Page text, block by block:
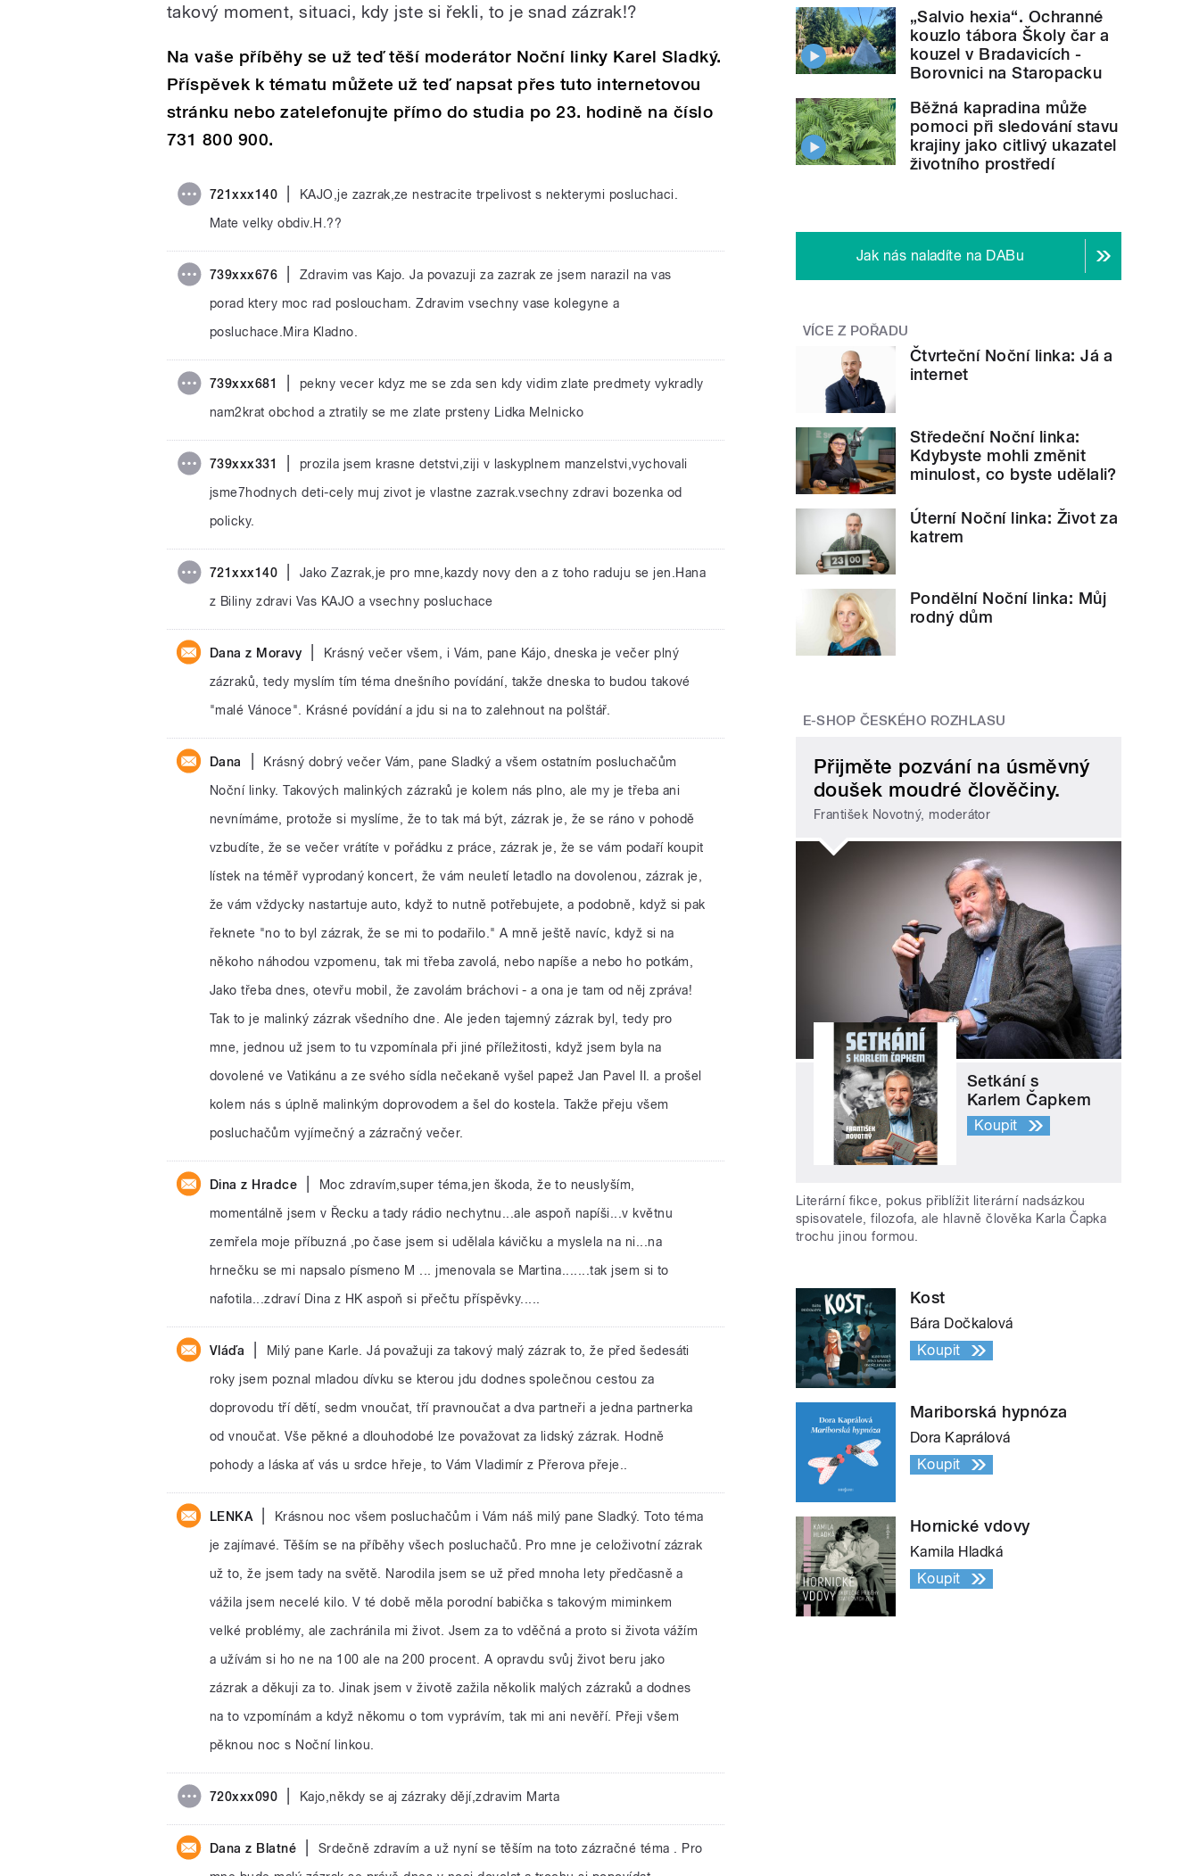
takový moment, situaci, kdy jste si řekli, to je snad zázrak!?
Na vaše příběhy se už teď těší moderátor Noční linky Karel Sladký.
Příspěvek k tématu můžete už teď napsat přes tuto internetovou
stránku nebo zatelefonujte přímo do studia po 23. hodině na číslo
731 800 900.
721xxx140
KAJO,je zazrak,ze nestracite trpelivost s nekterymi posluchaci.
Mate velky obdiv.H.??
739xxx676
Zdravim vas Kajo. Ja povazuji za zazrak ze jsem narazil na vas
porad ktery moc rad posloucham. Zdravim vsechny vase kolegyne a
posluchace.Mira Kladno.
739xxx681
pekny vecer kdyz me se zda sen kdy vidim zlate predmety vykradly
nam2krat obchod a ztratily se me zlate prsteny Lidka Melnicko
739xxx331
prozila jsem krasne detstvi,ziji v laskyplnem manzelstvi,vychovali
jsme7hodnych deti-cely muj zivot je vlastne zazrak.vsechny zdravi bozenka od
policky.
721xxx140
Jako Zazrak,je pro mne,kazdy novy den a z toho raduju se jen.Hana
z Biliny zdravi Vas KAJO a vsechny posluchace
Dana z Moravy
Krásný večer všem, i Vám, pane Kájo, dneska je večer plný
zázraků, tedy myslím tím téma dnešního povídání, takže dneska to budou takové
"malé Vánoce". Krásné povídání a jdu si na to zalehnout na polštář.
Dana
Krásný dobrý večer Vám, pane Sladký a všem ostatním posluchačům
Noční linky. Takových malinkých zázraků je kolem nás plno, ale my je třeba ani
nevnímáme, protože si myslíme, že to tak má být, zázrak je, že se ráno v pohodě
vzbudíte, že se večer vrátíte v pořádku z práce, zázrak je, že se vám podaří koupit
lístek na téměř vyprodaný koncert, že vám neuletí letadlo na dovolenou, zázrak je,
že vám vždycky nastartuje auto, když to nutně potřebujete, a podobně, když si pak
řeknete "no to byl zázrak, že se mi to podařilo." A mně ještě navíc, když si na
někoho náhodou vzpomenu, tak mi třeba zavolá, nebo napíše a nebo ho potkám,
Jako třeba dnes, otevřu mobil, že zavolám bráchovi - a ona je tam od něj zpráva!
Tak to je malinký zázrak všedního dne. Ale jeden tajemný zázrak byl, tedy pro
mne, jednou už jsem to tu vzpomínala při jiné příležitosti, když jsem byla na
dovolené ve Vatikánu a ze svého sídla nečekaně vyšel papež Jan Pavel II. a prošel
kolem nás s úplně malinkým doprovodem a šel do kostela. Takže přeju všem
posluchačům vyjímečný a zázračný večer.
Dina z Hradce
Moc zdravím,super téma,jen škoda, že to neuslyším,
momentálně jsem v Řecku a tady rádio nechytnu...ale aspoň napíši...v květnu
zemřela moje příbuzná ,po čase jsem si udělala kávičku a myslela na ni...na
hrnečku se mi napsalo písmeno M ... jmenovala se Martina.......tak jsem si to
nafotila...zdraví Dina z HK aspoň si přečtu příspěvky.....
Vláďa
Milý pane Karle. Já považuji za takový malý zázrak to, že před šedesáti
roky jsem poznal mladou dívku se kterou jdu dodnes společnou cestou za
doprovodu tří dětí, sedm vnoučat, tří pravnoučat a dva partneři a jedna partnerka
od vnoučat. Vše pěkné a dlouhodobé lze považovat za lidský zázrak. Hodně
pohody a láska ať vás u srdce hřeje, to Vám Vladimír z Přerova přeje..
LENKA
Krásnou noc všem posluchačům i Vám náš milý pane Sladký. Toto téma
je zajímavé. Těším se na příběhy všech posluchačů. Pro mne je celoživotní zázrak
už to, že jsem tady na světě. Narodila jsem se už před mnoha lety předčasně a
vážila jsem necelé kilo. V té době měla porodní babička s takovým miminkem
velké problémy, ale zachránila mi život. Jsem za to vděčná a proto si života vážím
a užívám si ho ne na 100 ale na 200 procent. A opravdu svůj život beru jako
zázrak a děkuji za to. Jinak jsem v životě zažila několik malých zázraků a dodnes
na to vzpomínám a když někomu o tom vyprávím, tak mi ani nevěří. Přeji všem
pěknou noc s Noční linkou.
720xxx090 Kajo,někdy se aj zázraky dějí,zdravim Marta
Dana z Blatné
Srdečně zdravím a už nyní se těším na toto zázračné téma . Pro
„Salvio hexia“. Ochranné
kouzlo tábora Školy čar a
kouzel v Bradavicích -
Borovnici na Staropacku
Běžná kapradina může
pomoci při sledování stavu
krajiny jako citlivý ukazatel
životního prostředí
Jak nás naladíte na DABu
VÍCE Z POŘADU
Čtvrteční Noční linka: Já a
internet
Středeční Noční linka:
Kdybyste mohli změnit
minulost, co byste udělali?
Úterní Noční linka: Život za
katrem
Pondělní Noční linka: Můj
rodný dům
E-SHOP ČESKÉHO ROZHLASU
Přijměte pozvání na úsměvný
doušek moudré člověčiny.
František Novotný, moderátor
Setkání s
Karlem Čapkem
Koupit
Literární fikce, pokus přiblížit literární nadsázkou
spisovatele, filozofa, ale hlavně člověka Karla Čapka
trochu jinou formou.
Kost
Bára Dočkalová
Koupit
Mariborská hypnóza
Dora Kaprálová
Koupit
Hornické vdovy
Kamila Hladká
Koupit